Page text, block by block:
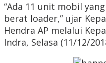
“Ada 11 unit mobil
berat loader,” ujar
Hendra AP melalui
Indra, Selasa (11/12/